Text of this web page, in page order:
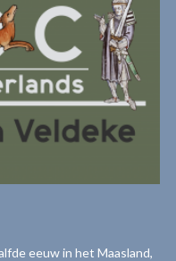
eeuw in het Maasland,